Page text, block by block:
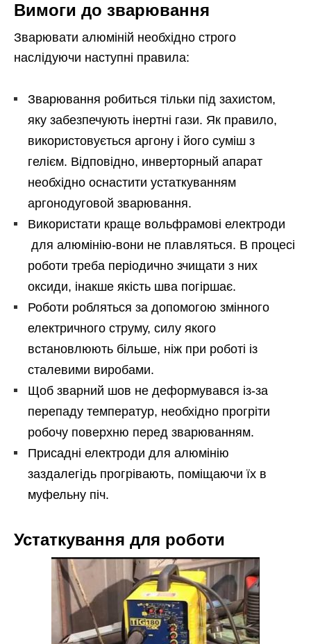
Вимоги до зварювання
Зварювати алюміній необхідно строго
наслідуючи наступні правила:
Зварювання робиться тільки під захистом,
яку забезпечують інертні гази. Як правило,
використовується аргону і його суміш з
гелієм. Відповідно, инверторный апарат
необхідно оснастити устаткуванням
аргонодуговой зварювання.
Використати краще вольфрамові електроди
для алюмінію-вони не плавляться. В процесі
роботи треба періодично зчищати з них
оксиди, інакше якість шва погіршає.
Роботи робляться за допомогою змінного
електричного струму, силу якого
встановлюють більше, ніж при роботі із
сталевими виробами.
Щоб зварний шов не деформувався із-за
перепаду температур, необхідно прогріти
робочу поверхню перед зварюванням.
Присадні електроди для алюмінію
заздалегідь прогрівають, поміщаючи їх в
муфельну піч.
Устаткування для роботи